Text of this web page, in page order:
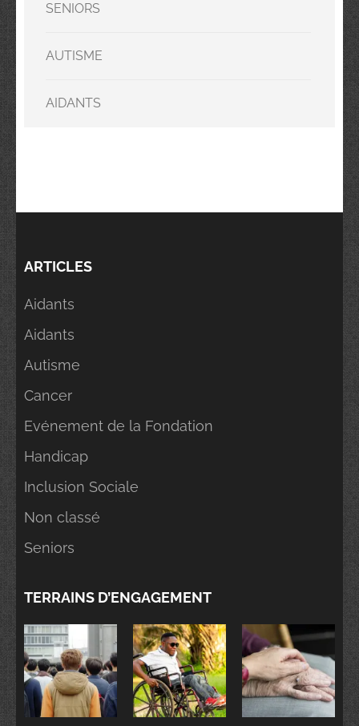
SENIORS
AUTISME
AIDANTS
ARTICLES
Aidants
Aidants
Autisme
Cancer
Evénement de la Fondation
Handicap
Inclusion Sociale
Non classé
Seniors
TERRAINS D’ENGAGEMENT